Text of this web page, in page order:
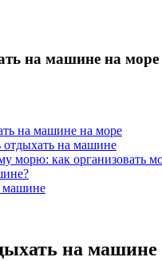
на машине на
на машине на море
отдыхать на машине
морю: как организовать
машине
на машине